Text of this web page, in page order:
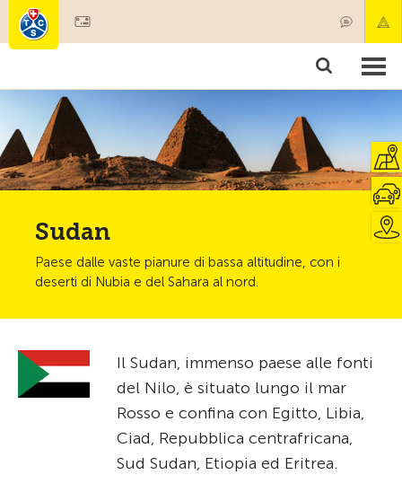
Societariato & prestazioni
Test, sicurezza & salute
Sudan
Paese dalle vaste pianure di bassa altitudine, con i
deserti di Nubia e del Sahara al nord.
Il Sudan, immenso paese alle fonti
del Nilo, è situato lungo il mar
Rosso e confina con Egitto, Libia,
Ciad, Repubblica centrafricana,
Sud Sudan, Etiopia ed Eritrea.